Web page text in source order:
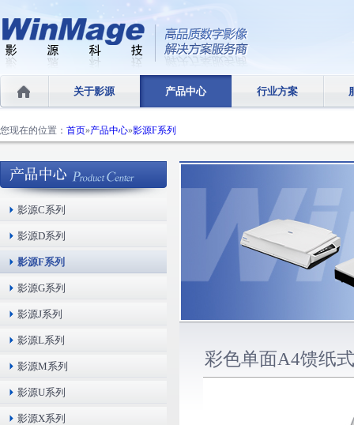
关于影源 产品中心 行业方案
您现在的位置： 首页»产品中心»影源F系列
影源C系列
影源D系列
影源F系列
影源G系列
影源J系列
影源L系列
影源M系列
影源U系列
影源X系列
彩色单面A4馈纸